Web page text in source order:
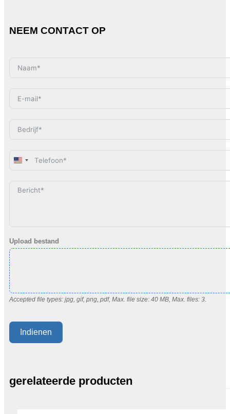
NEEM CONTACT OP
United
Upload bestand
Accepted file types: jpg, gif, png, pdf, Max. file size: 40 MB, Max. files: 3.
Indienen
gerelateerde producten